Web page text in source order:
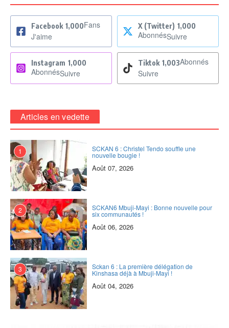
Facebook 1,000Fans
J'aime
X (Twitter) 1,000
AbonnésSuivre
Instagram 1,000
AbonnésSuivre
Tiktok 1,003Abonnés
Suivre
Articles en vedette
1 SCKAN 6 : Christel Tendo souffle une
nouvelle bougie !
Août 07, 2026
2 SCKAN6 Mbuji-Mayi : Bonne nouvelle pour
six communautés !
Août 06, 2026
3 Sckan 6 : ‎La première délégation de
Kinshasa déjà à Mbuji-Mayi !
Août 04, 2026